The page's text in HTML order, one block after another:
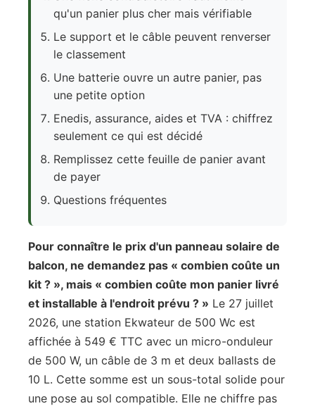
qu'un panier plus cher mais vérifiable
Le support et le câble peuvent renverser
le classement
Une batterie ouvre un autre panier, pas
une petite option
Enedis, assurance, aides et TVA : chiffrez
seulement ce qui est décidé
Remplissez cette feuille de panier avant
de payer
Questions fréquentes
Pour connaître le prix d'un panneau solaire de
balcon, ne demandez pas « combien coûte un
kit ? », mais « combien coûte mon panier livré
et installable à l'endroit prévu ? » Le 27 juillet
2026, une station Ekwateur de 500 Wc est
affichée à 549 € TTC avec un micro-onduleur
de 500 W, un câble de 3 m et deux ballasts de
10 L. Cette somme est un sous-total solide pour
une pose au sol compatible. Elle ne chiffre pas